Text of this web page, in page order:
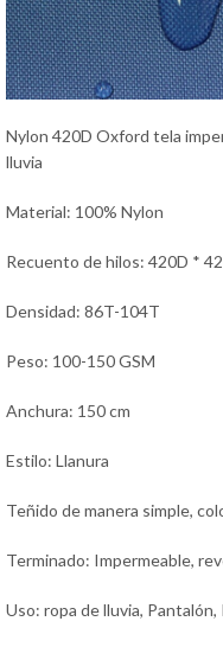
Nylon 420D Oxford tela
lluvia
Material: 100% Nylon
Recuento de hilos: 420D *
Densidad: 86T-104T
Peso: 100-150 GSM
Anchura: 150 cm
Estilo: Llanura
Teñido de manera simple,
Terminado: Impermeable,
Uso: ropa de lluvia,